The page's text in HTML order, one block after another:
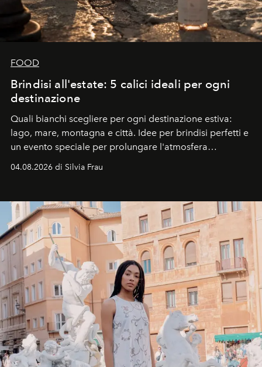
FOOD
Brindisi all'estate: 5 calici ideali per ogni
destinazione
Quali bianchi scegliere per ogni destinazione estiva:
lago, mare, montagna e città. Idee per brindisi perfetti e
un evento speciale per prolungare l'atmosfera
04.08.2026 di Silvia Frau